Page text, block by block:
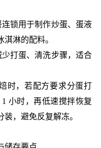
锁用于制作炒蛋、蛋液
淋的配料。
打蛋、清洗步骤，适合
，若配方要求分蛋打
小时，再低速搅拌恢复
，避免反复解冻。